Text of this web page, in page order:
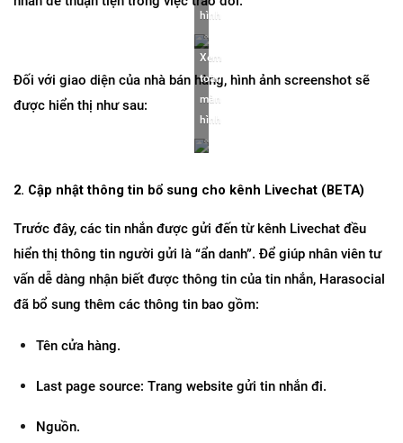
hình
Đối với giao diện của nhà bán hàng, hình ảnh screenshot sẽ
được hiển thị như sau:
Xem
toàn
màn
hình
2. Cập nhật thông tin bổ sung cho kênh Livechat (BETA)
Trước đây, các tin nhắn được gửi đến từ kênh Livechat đều
hiển thị thông tin người gửi là “ẩn danh”. Để giúp nhân viên tư
vấn dễ dàng nhận biết được thông tin của tin nhắn, Harasocial
đã bổ sung thêm các thông tin bao gồm:
Tên cửa hàng.
Last page source: Trang website gửi tin nhắn đi.
Nguồn.